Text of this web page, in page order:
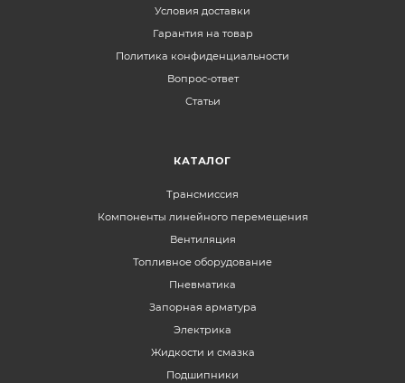
Условия доставки
Гарантия на товар
Политика конфиденциальности
Вопрос-ответ
Статьи
КАТАЛОГ
Трансмиссия
Компоненты линейного перемещения
Вентиляция
Топливное оборудование
Пневматика
Запорная арматура
Электрика
Жидкости и смазка
Подшипники